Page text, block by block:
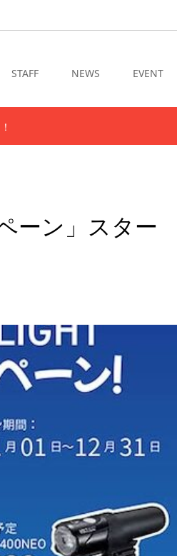
STAFF NEWS EVENT
ーン」スター